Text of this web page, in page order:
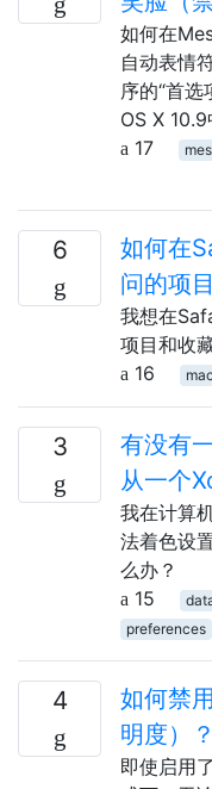
如何在
自动表情
序的“首
OS X 10.9
17
6
如何在
问的项
我想在
项目和收
16
3
有没有
从一个
我在计算
法着色设
么办？
15
preferences
4
如何禁
明度）？
即使启用